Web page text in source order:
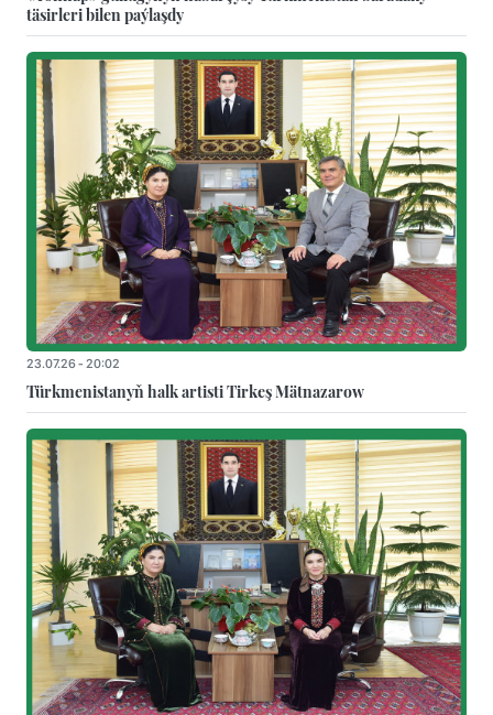
täsirleri bilen paýlaşdy
23.07.26 - 20:02
Türkmenistanyň halk artisti Tirkeş Mätnazarow